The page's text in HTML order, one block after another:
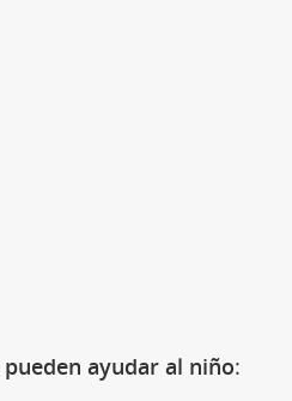
pueden ayudar al niño: